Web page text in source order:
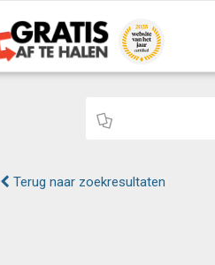
Terug naar zoekresultaten